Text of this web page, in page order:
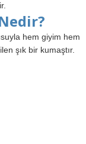
hem giyim hem
şık bir kumaştır.